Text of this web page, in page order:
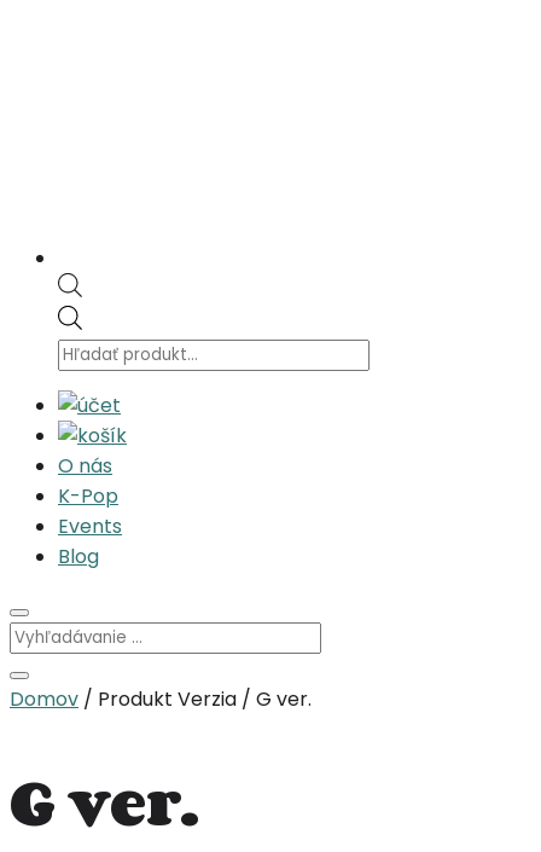
search
O nás
K-Pop
Events
Blog
Domov / Produkt Verzia / G ver.
G ver.